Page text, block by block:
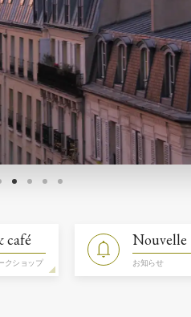
café
クショップ
Nouvelle
お知らせ